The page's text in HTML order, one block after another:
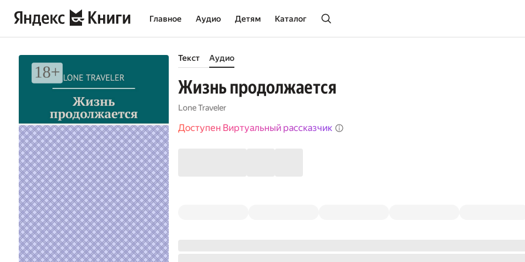
Главное Аудио Детям Каталог
Текст Аудио
Жизнь продолжается
Lone Traveler
Доступен Виртуальный рассказчик